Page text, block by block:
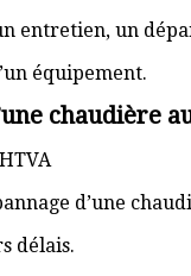
entretien, un
équipement.
chaudière
d’une
délais.